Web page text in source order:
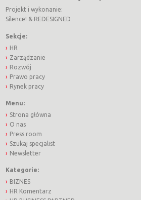
Projekt i wykonanie:
Silence! & REDESIGNED
Sekcje:
HR
Zarządzanie
Rozwój
Prawo pracy
Rynek pracy
Menu:
Strona główna
O nas
Press room
Szukaj specjalist
Newsletter
Kategorie:
BIZNES
HR Komentarz